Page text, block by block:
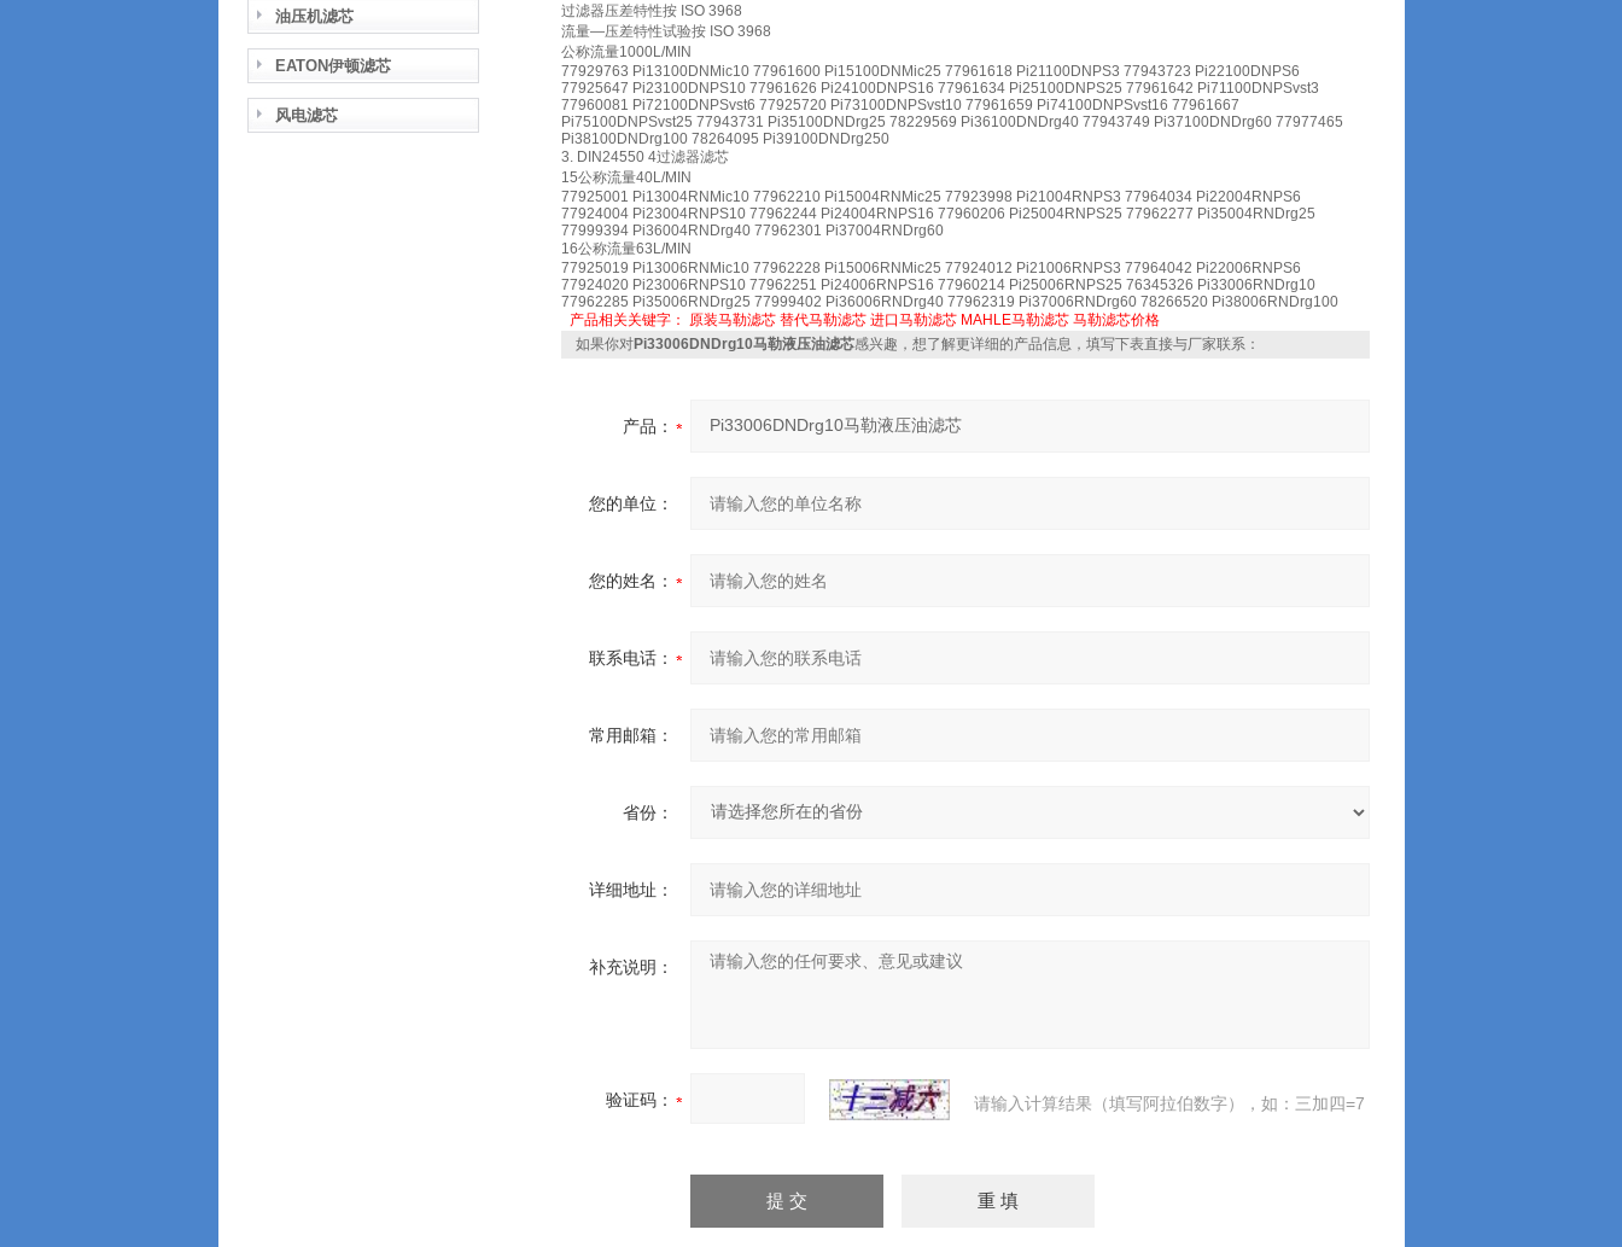
油压机滤芯
EATON伊顿滤芯
风电滤芯
过滤器压差特性按 ISO 3968
流量—压差特性试验按 ISO 3968
公称流量1000L/MIN
77929763 Pi13100DNMic10 77961600 Pi15100DNMic25 77961618 Pi21100DNPS3 77943723 Pi22100DNPS6
77925647 Pi23100DNPS10 77961626 Pi24100DNPS16 77961634 Pi25100DNPS25 77961642 Pi71100DNPSvst3
77960081 Pi72100DNPSvst6 77925720 Pi73100DNPSvst10 77961659 Pi74100DNPSvst16 77961667
Pi75100DNPSvst25 77943731 Pi35100DNDrg25 78229569 Pi36100DNDrg40 77943749 Pi37100DNDrg60 77977465
Pi38100DNDrg100 78264095 Pi39100DNDrg250
3. DIN24550 4过滤器滤芯
15公称流量40L/MIN
77925001 Pi13004RNMic10 77962210 Pi15004RNMic25 77923998 Pi21004RNPS3 77964034 Pi22004RNPS6
77924004 Pi23004RNPS10 77962244 Pi24004RNPS16 77960206 Pi25004RNPS25 77962277 Pi35004RNDrg25
77999394 Pi36004RNDrg40 77962301 Pi37004RNDrg60
16公称流量63L/MIN
77925019 Pi13006RNMic10 77962228 Pi15006RNMic25 77924012 Pi21006RNPS3 77964042 Pi22006RNPS6
77924020 Pi23006RNPS10 77962251 Pi24006RNPS16 77960214 Pi25006RNPS25 76345326 Pi33006RNDrg10
77962285 Pi35006RNDrg25 77999402 Pi36006RNDrg40 77962319 Pi37006RNDrg60 78266520 Pi38006RNDrg100
产品相关关键字：
原装马勒滤芯 替代马勒滤芯 进口马勒滤芯 MAHLE马勒滤芯 马勒滤芯价格
如果你对Pi33006DNDrg10马勒液压油滤芯感兴趣，想了解更详细的产品信息，填写下表直接与厂家联系：
产品：
您的单位：
您的姓名：
联系电话：
常用邮箱：
省份：
详细地址：
补充说明：
验证码： 请输入计算结果（填写阿拉伯数字），如：三加四=7